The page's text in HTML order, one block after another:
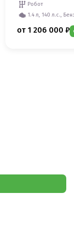
Робот
1.4 л, 140 л.с.,
от 1 206 000 ₽